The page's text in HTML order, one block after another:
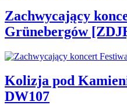
Zachwycający
Grünebergów
Kolizja pod
DW107